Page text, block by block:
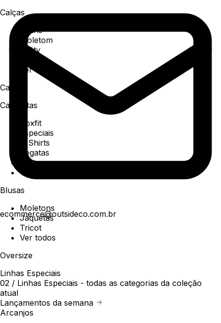
ecommerce@outsideco.com.br
Calças
Jeans
Moletom
Utility
Ver todos
Camisa
Camisetas
Boxfit
Especiais
T-Shirts
Regatas
Polo
Ver todos
Blusas
Moletons
Jaquetas
Tricot
Ver todos
Oversize
Linhas Especiais
02 / Linhas Especiais - todas as categorias da coleção
atual
Lançamentos da semana
Arcanjos